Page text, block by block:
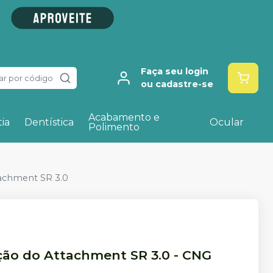
por código
Faça seu login
ou cadastre-se
Dentística
Acabamento e
Polimento
Ocular
SR 3.0
do Attachment SR 3.0 - CNG